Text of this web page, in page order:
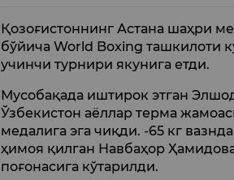
Қозоғистоннинг Астана шаҳри
бўйича World Boxing ташкилоти
учинчи турнири якунига етди.
Мусобақада иштирок этган
Ўзбекистон аёллар терма
медалига эга чиқди. -65 кг
ҳимоя қилган Навбаҳор
поғонасига кўтарилди.